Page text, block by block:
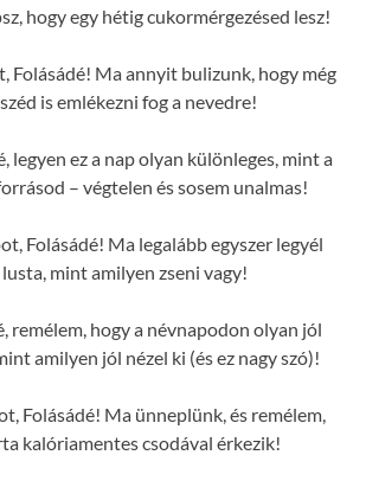
hogy egy hétig cukormérgezésed lesz!
Folásádé! Ma annyit bulizunk, hogy még
is emlékezni fog a nevedre!
legyen ez a nap olyan különleges, mint a
– végtelen és sosem unalmas!
Folásádé! Ma legalább egyszer legyél
mint amilyen zseni vagy!
remélem, hogy a névnapodon olyan jól
amilyen jól nézel ki (és ez nagy szó)!
Folásádé! Ma ünneplünk, és remélem,
kalóriamentes csodával érkezik!